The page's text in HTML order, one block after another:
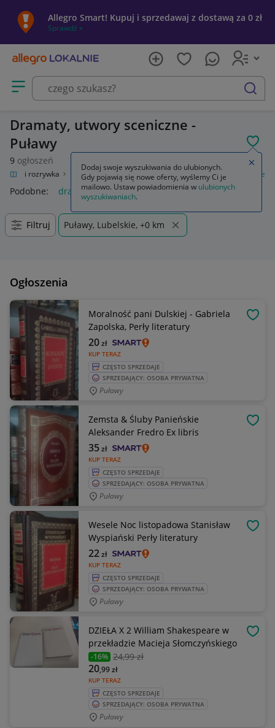
Allegro Smart! Kupuj i sprzedawaj z dostawą za 0 zł
Sprawdź »
Otwórz menu z kategoriami
szukaj
Dramaty, utwory sceniczne -
Puławy
9 ogłoszeń
i rozrywka Książki Literatura piękna Dramaty, utwory sceniczne
Podobne: dramaty utwory sceniczne
Filtruj Puławy, Lubelskie, +0 km
Ogłoszenia
Moralność pani Dulskiej - Gabriela
Zapolska, Perły literatury
KUP TERAZ
20zł
CZĘSTO SPRZEDAJE
SPRZEDAJĄCY: OSOBA PRYWATNA
Puławy
Zemsta & Śluby Panieńskie
Aleksander Fredro Ex libris
KUP TERAZ
35zł
CZĘSTO SPRZEDAJE
SPRZEDAJĄCY: OSOBA PRYWATNA
Puławy
Wesele Noc listopadowa Stanisław
Wyspiański Perły literatury
KUP TERAZ
22zł
CZĘSTO SPRZEDAJE
SPRZEDAJĄCY: OSOBA PRYWATNA
Puławy
DZIEŁA X 2 William Shakespeare w
przekładzie Macieja Słomczyńskiego
-16% 24,99 zł
KUP TERAZ
20,99zł
CZĘSTO SPRZEDAJE
SPRZEDAJĄCY: OSOBA PRYWATNA
Puławy
Dodaj swoje wyszukiwania do ulubionych.
Gdy pojawią się nowe oferty, wyślemy Ci je
mailowo. Ustaw powiadomienia w ulubionych
wyszukiwaniach.